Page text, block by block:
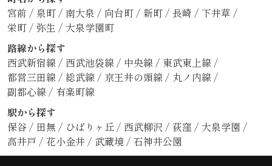
宮前 / 泉町 / 南大泉 / 向台町 / 新町 / 長崎 / 下井草 /
栄町 / 弥生 / 大泉学園町
路線から探す
西武新宿線 / 西武池袋線 / 中央線 / 東武東上線 /
都営三田線 / 総武線 / 京王井の頭線 / 丸ノ内線 /
副都心線 / 有楽町線
駅から探す
保谷 / 田無 / ひばりヶ丘 / 西武柳沢 / 荻窪 / 大泉学園 /
高井戸 / 花小金井 / 武蔵境 / 石神井公園